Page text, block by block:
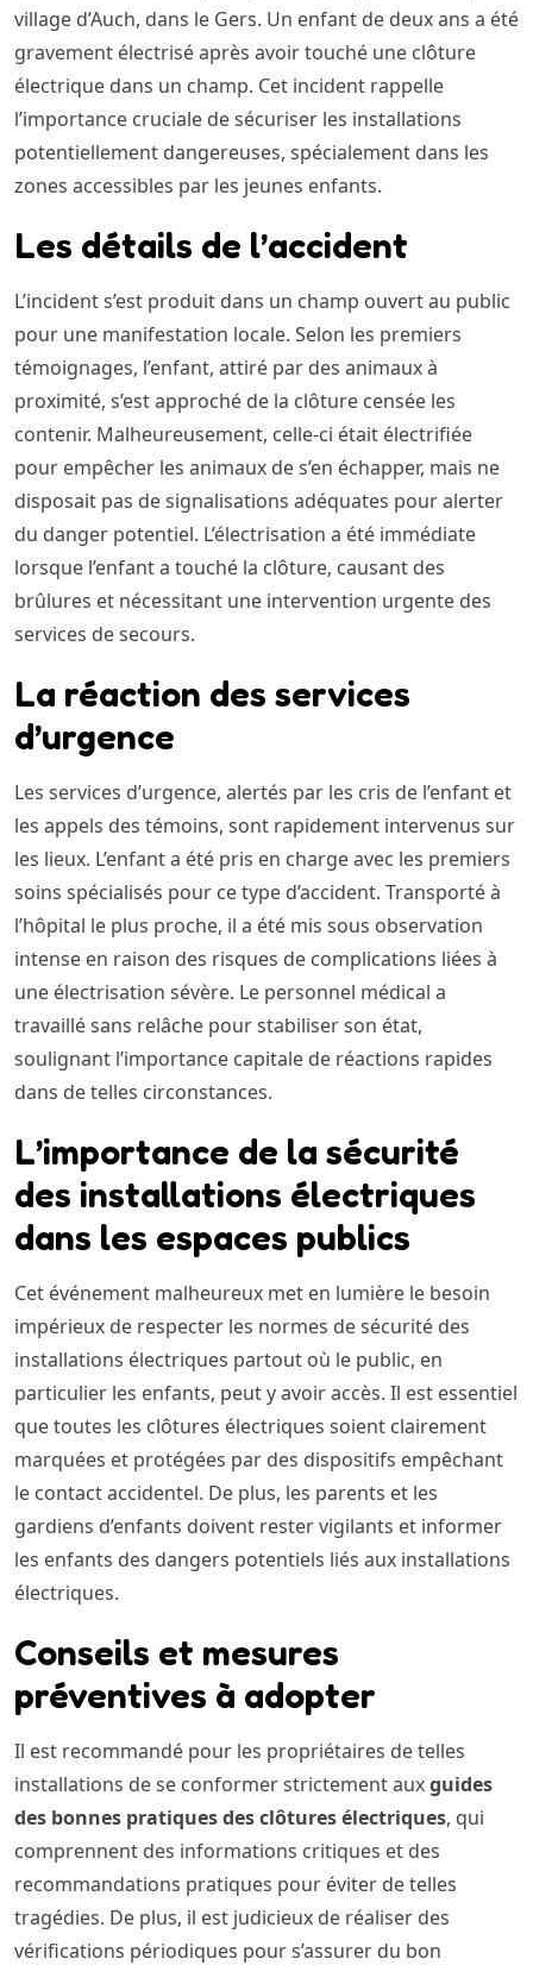
village d’Auch, dans le Gers. Un enfant de deux ans a été
gravement électrisé après avoir touché une clôture
électrique dans un champ. Cet incident rappelle
l’importance cruciale de sécuriser les installations
potentiellement dangereuses, spécialement dans les
zones accessibles par les jeunes enfants.
Les détails de l’accident
L’incident s’est produit dans un champ ouvert au public
pour une manifestation locale. Selon les premiers
témoignages, l’enfant, attiré par des animaux à
proximité, s’est approché de la clôture censée les
contenir. Malheureusement, celle-ci était électrifiée
pour empêcher les animaux de s’en échapper, mais ne
disposait pas de signalisations adéquates pour alerter
du danger potentiel. L’électrisation a été immédiate
lorsque l’enfant a touché la clôture, causant des
brûlures et nécessitant une intervention urgente des
services de secours.
La réaction des services
d’urgence
Les services d’urgence, alertés par les cris de l’enfant et
les appels des témoins, sont rapidement intervenus sur
les lieux. L’enfant a été pris en charge avec les premiers
soins spécialisés pour ce type d’accident. Transporté à
l’hôpital le plus proche, il a été mis sous observation
intense en raison des risques de complications liées à
une électrisation sévère. Le personnel médical a
travaillé sans relâche pour stabiliser son état,
soulignant l’importance capitale de réactions rapides
dans de telles circonstances.
L’importance de la sécurité
des installations électriques
dans les espaces publics
Cet événement malheureux met en lumière le besoin
impérieux de respecter les normes de sécurité des
installations électriques partout où le public, en
particulier les enfants, peut y avoir accès. Il est essentiel
que toutes les clôtures électriques soient clairement
marquées et protégées par des dispositifs empêchant
le contact accidentel. De plus, les parents et les
gardiens d’enfants doivent rester vigilants et informer
les enfants des dangers potentiels liés aux installations
électriques.
Conseils et mesures
préventives à adopter
Il est recommandé pour les propriétaires de telles
installations de se conformer strictement auxguides
des bonnes pratiques des clôtures électriques, qui
comprennent des informations critiques et des
recommandations pratiques pour éviter de telles
tragédies. De plus, il est judicieux de réaliser des
vérifications périodiques pour s’assurer du bon